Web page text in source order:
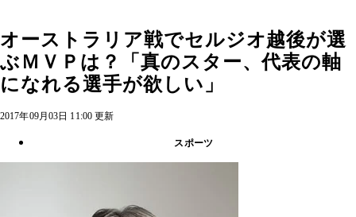
オーストラリア戦でセルジオ越後が選
ぶＭＶＰは？「真のスター、代表の軸
になれる選手が欲しい」
2017年09月03日 11:00 更新
スポーツ